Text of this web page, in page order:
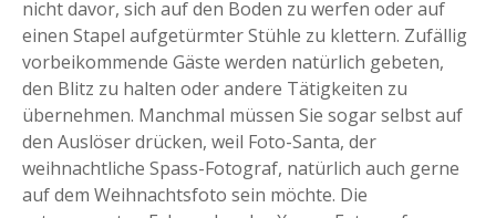
nicht davor, sich auf den Boden zu werfen oder auf
einen Stapel aufgetürmter Stühle zu klettern. Zufällig
vorbeikommende Gäste werden natürlich gebeten,
den Blitz zu halten oder andere Tätigkeiten zu
übernehmen. Manchmal müssen Sie sogar selbst auf
den Auslöser drücken, weil Foto-Santa, der
weihnachtliche Spass-Fotograf, natürlich auch gerne
auf dem Weihnachtsfoto sein möchte. Die